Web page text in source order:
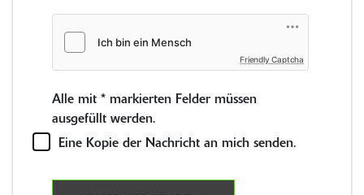
Friendly Captcha
Alle mit * markierten Felder müssen
ausgefüllt werden.
Eine Kopie der Nachricht an mich senden.